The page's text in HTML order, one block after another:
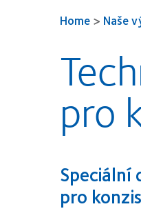
Home> Naše
pro
pro